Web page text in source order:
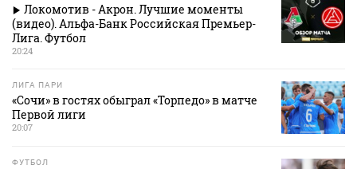
Локомотив - Акрон. Лучшие моменты
(видео). Альфа-Банк Российская Премьер-
Лига. Футбол
20:24
ЛИГА ПАРИ
«Сочи» в гостях обыграл «Торпедо» в матче
Первой лиги
20:07
ФУТБОЛ